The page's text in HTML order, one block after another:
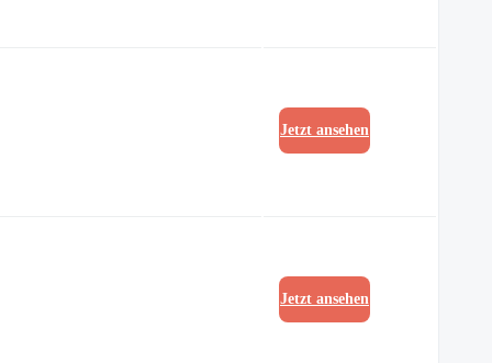
Jetzt ansehen
Jetzt ansehen